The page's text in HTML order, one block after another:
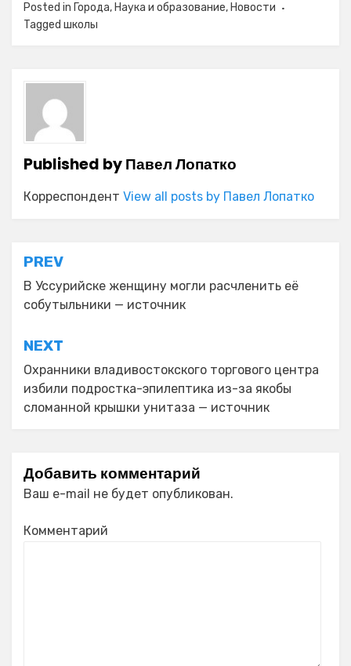
Posted in Города, Наука и образование, Новости
Tagged школы
Published byПавел Лопатко
Корреспондент View all posts by Павел Лопатко
Навигация
по
записям
PREV
В Уссурийске женщину могли расчленить её
собутыльники — источник
NEXT
Охранники владивостокского торгового центра
избили подростка-эпилептика из-за якобы
сломанной крышки унитаза — источник
Добавить комментарий
Ваш e-mail не будет опубликован.
Комментарий